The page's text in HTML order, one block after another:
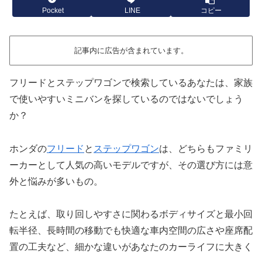
Pocket LINE コピー
記事内に広告が含まれています。
フリードとステップワゴンで検索しているあなたは、家族
で使いやすいミニバンを探しているのではないでしょう
か？
ホンダのフリード と ステップワゴンは、どちらもファミリ
ーカーとして人気の高いモデルですが、その選び方には意
外と悩みが多いもの。
たとえば、取り回しやすさに関わるボディサイズと最小回
転半径、長時間の移動でも快適な車内空間の広さや座席配
置の工夫など、細かな違いがあなたのカーライフに大きく